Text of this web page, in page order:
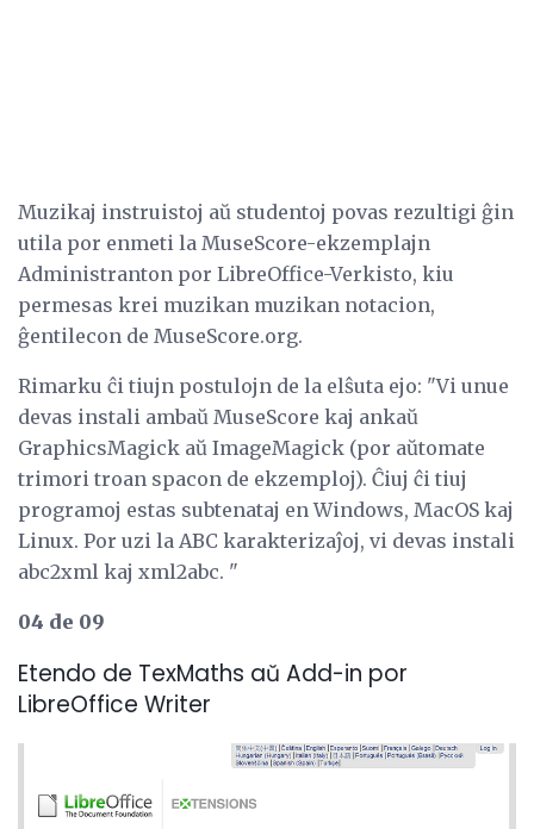
Muzikaj instruistoj aŭ studentoj povas rezultigi ĝin
utila por enmeti la MuseScore-ekzemplajn
Administranton por LibreOffice-Verkisto, kiu
permesas krei muzikan muzikan notacion,
ĝentilecon de MuseScore.org.
Rimarku ĉi tiujn postulojn de la elŝuta ejo: "Vi unue
devas instali ambaŭ MuseScore kaj ankaŭ
GraphicsMagick aŭ ImageMagick (por aŭtomate
trimori troan spacon de ekzemploj). Ĉiuj ĉi tiuj
programoj estas subtenataj en Windows, MacOS kaj
Linux. Por uzi la ABC karakterizaĵoj, vi devas instali
abc2xml kaj xml2abc. "
04 de 09
Etendo de TexMaths aŭ Add-in por
LibreOffice Writer